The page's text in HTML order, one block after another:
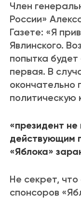
Член
России»
Газете: «Я
Явлинского.
попытка
первая. В
окончательно
политическую
«президент
действующим
«Яблока»
Не секрет,
спонсоров